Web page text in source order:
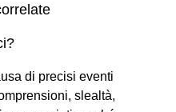
di precisi eventi
slealtà,